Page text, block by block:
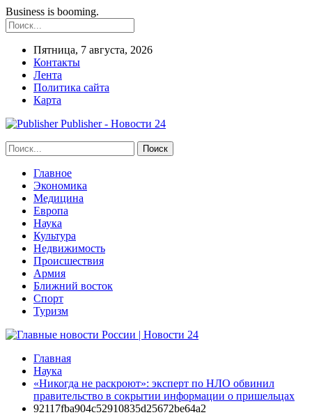
Business is booming.
Пятница, 7 августа, 2026
Контакты
Лента
Политика сайта
Карта
Publisher - Новости 24
Главное
Экономика
Медицина
Европа
Наука
Культура
Недвижимость
Происшествия
Армия
Ближний восток
Спорт
Туризм
Главная
Наука
«Никогда не раскроют»: эксперт по НЛО обвинил
правительство в сокрытии информации о пришельцах
92117fba904c52910835d25672be64a2